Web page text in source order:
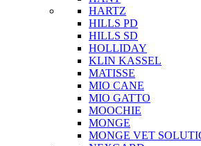
HARTZ
HILLS PD
HILLS SD
HOLLIDAY
KLIN KASSEL
MATISSE
MIO CANE
MIO GATTO
MOOCHIE
MONGE
MONGE VET